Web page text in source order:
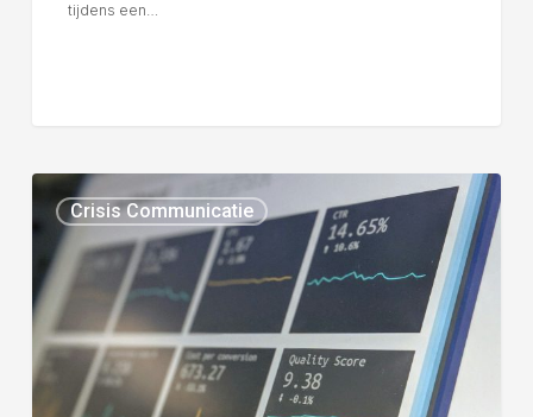
tijdens een…
Crisis Communicatie